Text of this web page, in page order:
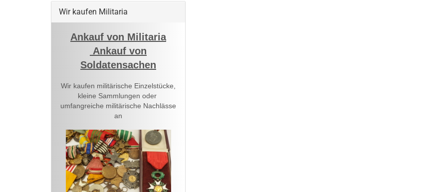
Wir kaufen Militaria
Ankauf von Militaria
Ankauf von
Soldatensachen
Wir kaufen militärische Einzelstücke,
kleine Sammlungen oder
umfangreiche militärische Nachlässe
an